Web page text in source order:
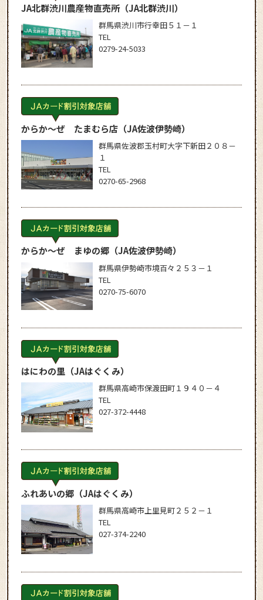
JA北群渋川農産物直売所（JA北群渋川）
群馬県渋川市行幸田５１－１
TEL
0279-24-5033
からか～ぜ たまむら店（JA佐波伊勢崎）
群馬県佐波郡玉村町大字下新田２０８－
１
TEL
0270-65-2968
からか～ぜ まゆの郷（JA佐波伊勢崎）
群馬県伊勢崎市境百々２５３－１
TEL
0270-75-6070
はにわの里 （JAはぐくみ）
群馬県高崎市保渡田町１９４０－４
TEL
027-372-4448
ふれあいの郷（JAはぐくみ）
群馬県高崎市上里見町２５２－１
TEL
027-374-2240